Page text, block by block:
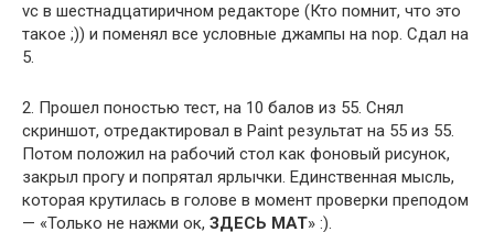
vc в шестнадцатиричном редакторе (Кто помнит, что это
такое ;)) и поменял все условные джампы на nop. Сдал на
5.
2. Прошел поностью тест, на 10 балов из 55. Снял
скриншот, отредактировал в Paint результат на 55 из 55.
Потом положил на рабочий стол как фоновый рисунок,
закрыл прогу и попрятал ярлычки. Единственная мысль,
которая крутилась в голове в момент проверки преподом
— «Только не нажми ок, ЗДЕСЬ МАТ» :).